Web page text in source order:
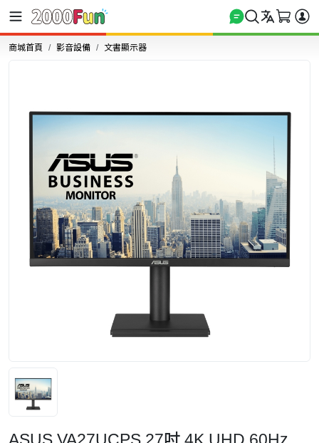
商城首頁 影音設備 文書顯示器